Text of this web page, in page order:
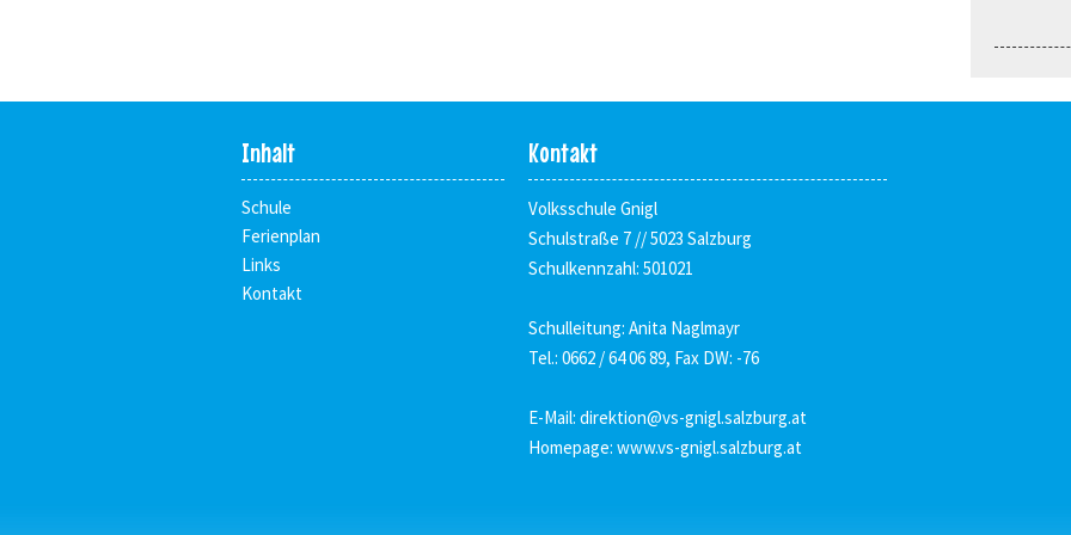
Inhalt
Schule
Ferienplan
Links
Kontakt
Kontakt
Volksschule Gnigl
Schulstraße 7 // 5023 Salzburg
Schulkennzahl: 501021
Schulleitung: Anita Naglmayr
Tel.: 0662 / 64 06 89, Fax DW: -76
E-Mail: direktion@vs-gnigl.salzburg.at
Homepage: www.vs-gnigl.salzburg.at